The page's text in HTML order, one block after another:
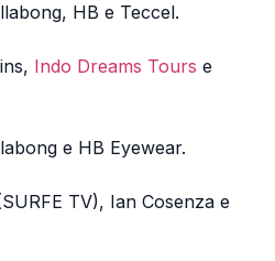
HB e Teccel.
Indo Dreams Tours e
e HB Eyewear.
TV), Ian Cosenza e